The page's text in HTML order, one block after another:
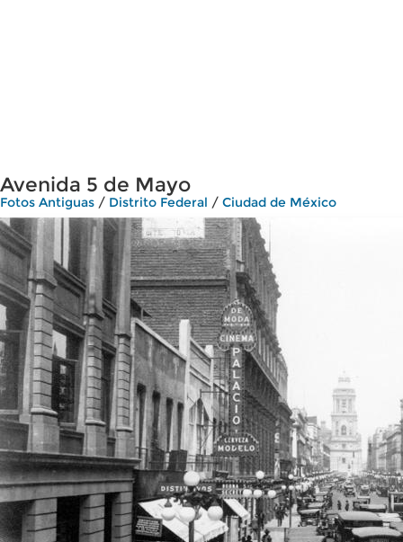
Avenida 5 de Mayo
Fotos Antiguas / Distrito Federal / Ciudad de México